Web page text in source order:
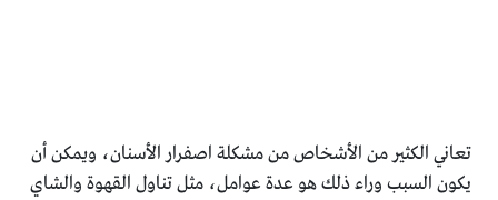
تعاني الكثير من الأشخاص من مشكلة اصفرار الأسنان، ويمكن أن
يكون السبب وراء ذلك هو عدة عوامل، مثل تناول القهوة والشاي